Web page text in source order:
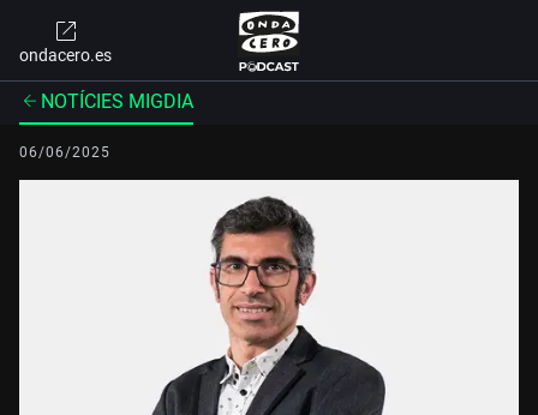
ondacero.es
NOTÍCIES MIGDIA
06/06/2025